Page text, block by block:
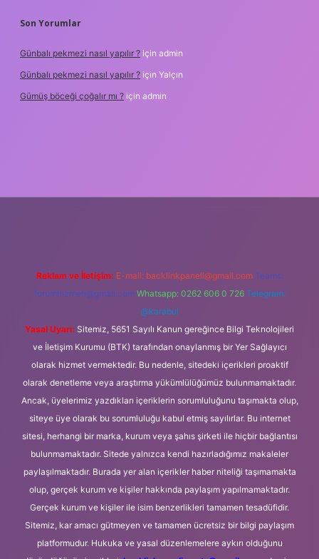
Son Yorumlar
Günbalı pekmezi nasıl yapılır ? için admin
Günbalı pekmezi nasıl yapılır ? için Yalçın
Gümüş böceği çoğalır mı ? için admin
Reklam ve İletişim: E-mail: backlinkpaneli@gmail.com Teams:
forumhizmeti@gmail.com Whatsapp: 0262 606 0 726 Telegram:
@karabul
Yasal Uyarı: Sitemiz, 5651 Sayılı Kanun gereğince Bilgi Teknolojileri
ve İletişim Kurumu (BTK) tarafından onaylanmış bir Yer Sağlayıcı
olarak hizmet vermektedir. Bu nedenle, sitedeki içerikleri proaktif
olarak denetleme veya araştırma yükümlülüğümüz bulunmamaktadır.
Ancak, üyelerimiz yazdıkları içeriklerin sorumluluğunu taşımakta olup,
siteye üye olarak bu sorumluluğu kabul etmiş sayılırlar. Bu internet
sitesi, herhangi bir marka, kurum veya şahıs şirketi ile hiçbir bağlantısı
bulunmamaktadır. Sitede yalnızca kendi hazırladığımız makaleler
paylaşılmaktadır. Burada yer alan içerikler haber niteliği taşımamakta
olup, gerçek kurum ve kişiler hakkında paylaşım yapılmamaktadır.
Gerçek kurum ve kişiler ile isim benzerlikleri tamamen tesadüfidir.
Sitemiz, kar amacı gütmeyen ve tamamen ücretsiz bir bilgi paylaşım
platformudur. Hukuka ve yasal düzenlemelere aykırı olduğunu